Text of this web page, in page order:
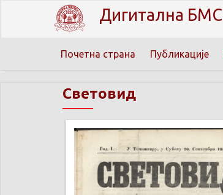
Дигитална БМС
Почетна страна Публикације
Световид